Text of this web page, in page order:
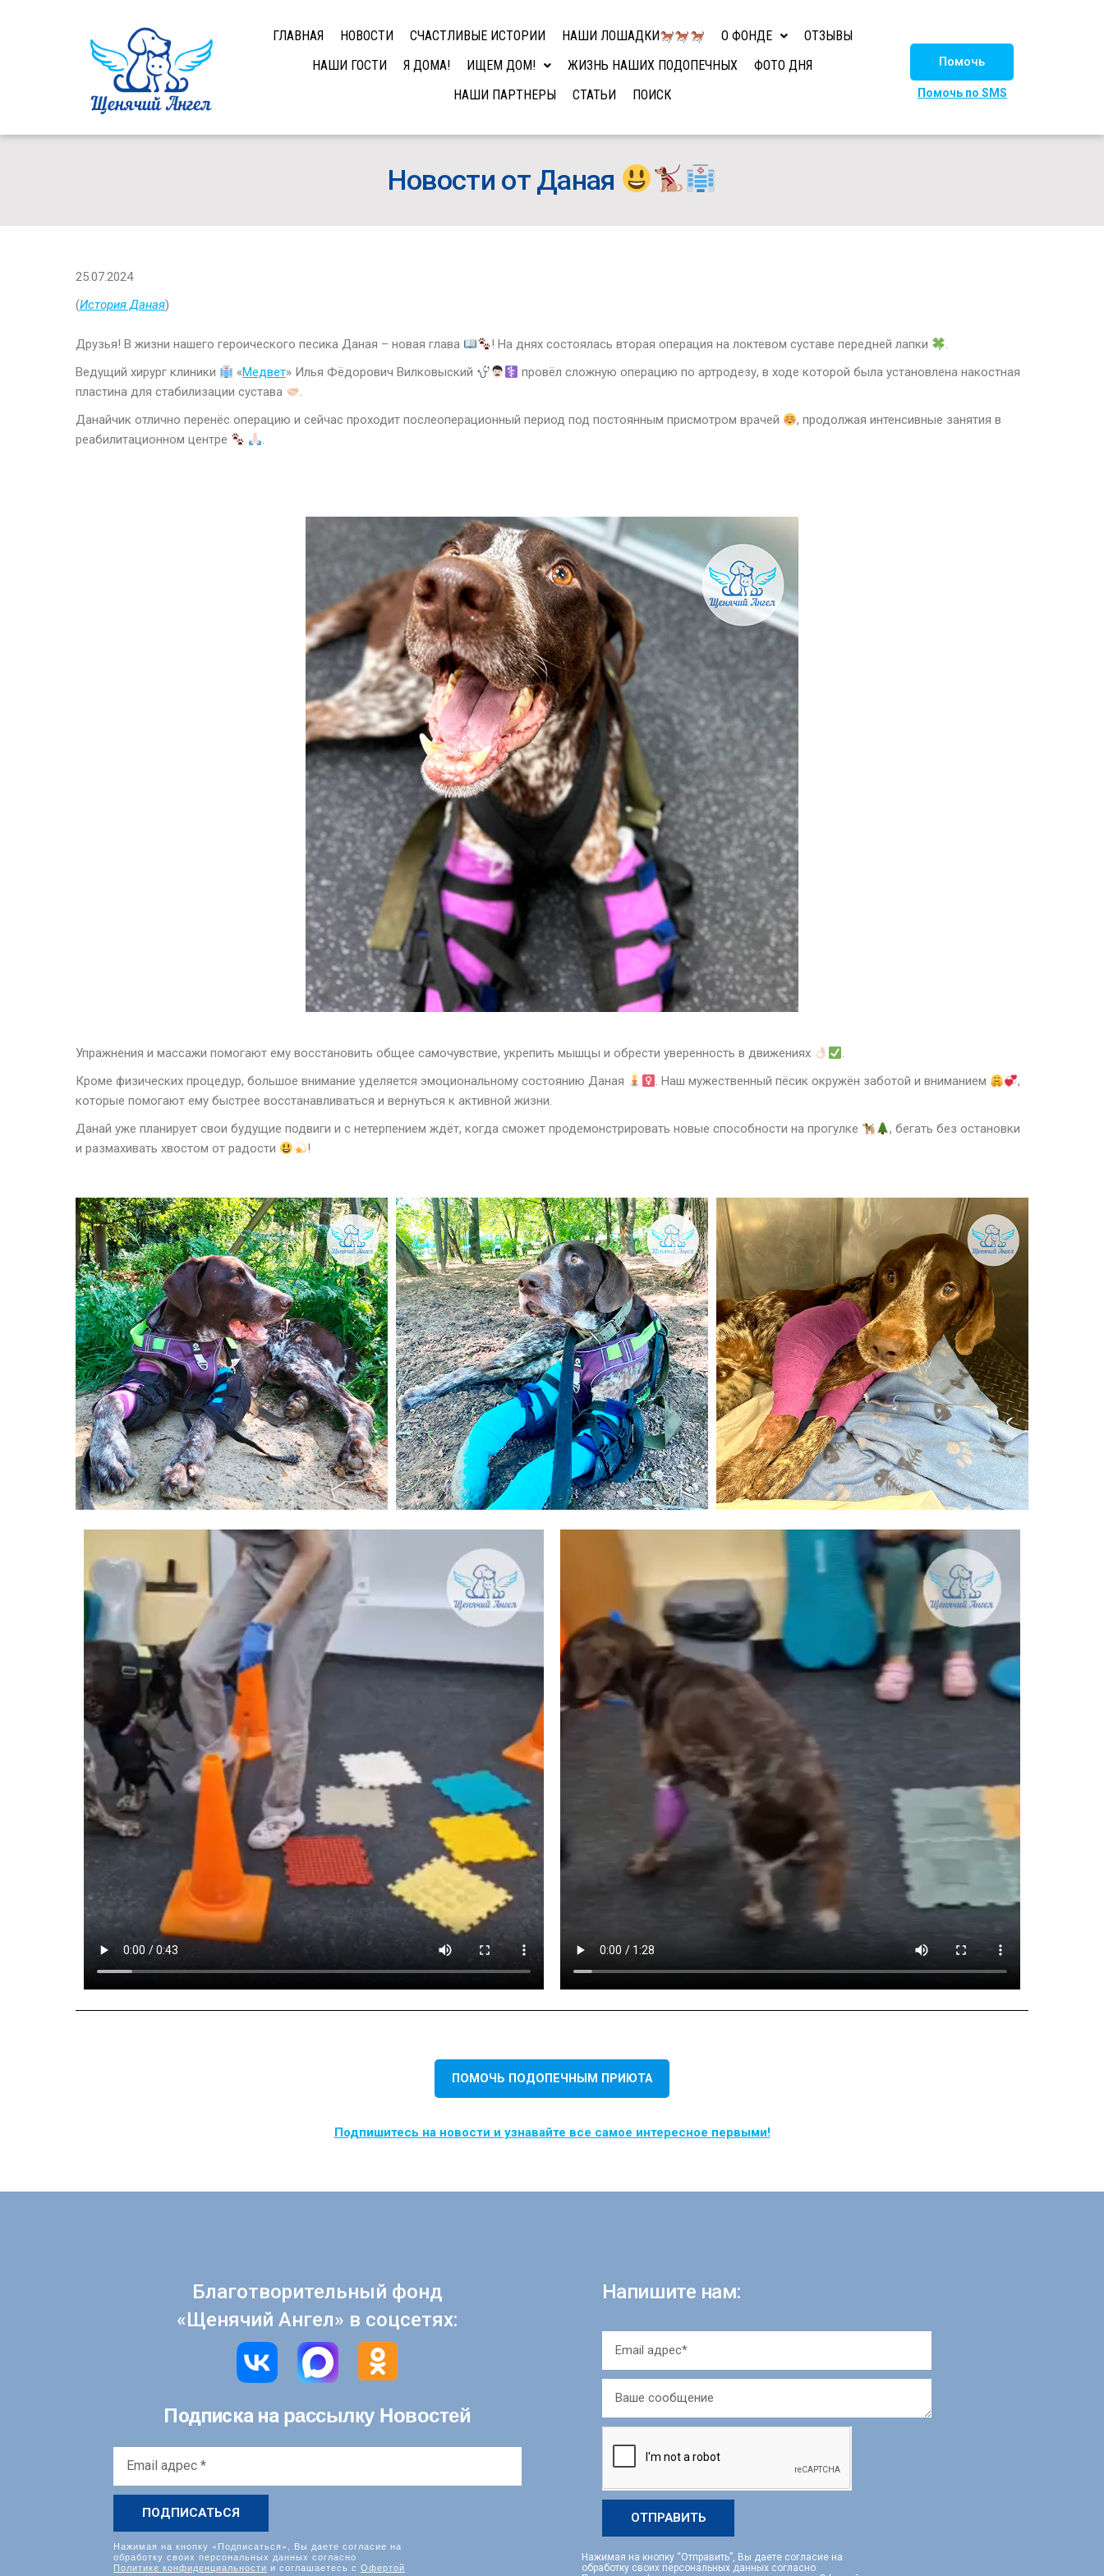
ГЛАВНАЯ НОВОСТИ СЧАСТЛИВЫЕ ИСТОРИИ НАШИ ЛОШАДКИ О ФОНДЕ
ОТЗЫВЫ
НАШИ ГОСТИ
Я ДОМА! ИЩЕМ ДОМ! ЖИЗНЬ НАШИХ ПОДОПЕЧНЫХ
ФОТО ДНЯ
НАШИ ПАРТНЕРЫ
СТАТЬИ ПОИСК
Помочь
Помочь по SMS
Новости от Даная
25.07.2024
(История Даная)
Друзья! В жизни нашего героического песика Даная – новая глава ! На днях состоялась вторая операция на локтевом суставе передней лапки
.
Ведущий хирург клиники
«Медвет» Илья Фёдорович Вилковыский
провёл сложную операцию по артродезу, в ходе которой была установлена накостная
пластина для стабилизации сустава
.
Данайчик отлично перенёс операцию и сейчас проходит послеоперационный период под постоянным присмотром врачей
, продолжая интенсивные занятия в
реабилитационном центре
.
Упражнения и массажи помогают ему восстановить общее самочувствие, укрепить мышцы и обрести уверенность в движениях
.
Кроме физических процедур, большое внимание уделяется эмоциональному состоянию Даная
. Наш мужественный пёсик окружён заботой и вниманием
,
которые помогают ему быстрее восстанавливаться и вернуться к активной жизни.
Данай уже планирует свои будущие подвиги и с нетерпением ждёт, когда сможет продемонстрировать новые способности на прогулке
, бегать без остановки
и размахивать хвостом от радости
!
ПОМОЧЬ ПОДОПЕЧНЫМ ПРИЮТА
Подпишитесь на новости и узнавайте все самое интересное первыми!
Благотворительный фонд
«Щенячий Ангел» в соцсетях:
Подписка на рассылку Новостей
Email
адрес
*
Нажимая на кнопку «Подписаться», Вы даете согласие на
обработку своих персональных данных согласно
Политике конфиденциальности и соглашаетесь с Офертой
Напишите нам:
ОТПРАВИТЬ
Нажимая на кнопку “Отправить”, Вы даете согласие на
обработку своих персональных данных согласно